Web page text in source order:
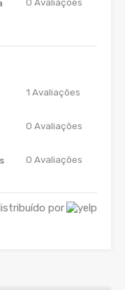
1 Avaliações
0 Avaliações
0 Avaliações
por